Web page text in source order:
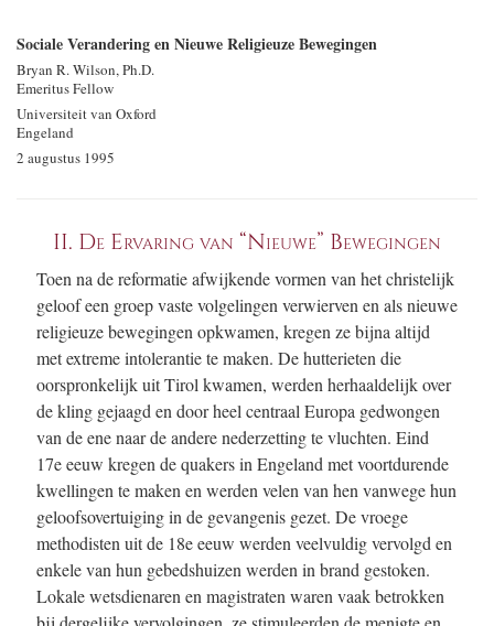
Sociale Verandering en Nieuwe Religieuze Bewegingen
Bryan R. Wilson, Ph.D.
Emeritus Fellow
Universiteit van Oxford
Engeland
2 augustus 1995
II. De Ervaring van “Nieuwe” Bewegingen
Toen na de reformatie afwijkende vormen van het christelijk
geloof een groep vaste volgelingen verwierven en als nieuwe
religieuze bewegingen opkwamen, kregen ze bijna altijd
met extreme intolerantie te maken. De hutterieten die
oorspronkelijk uit Tirol kwamen, werden herhaaldelijk over
de kling gejaagd en door heel centraal Europa gedwongen
van de ene naar de andere nederzetting te vluchten. Eind
17e eeuw kregen de quakers in Engeland met voortdurende
kwellingen te maken en werden velen van hen vanwege hun
geloofsovertuiging in de gevangenis gezet. De vroege
methodisten uit de 18e eeuw werden veelvuldig vervolgd en
enkele van hun gebedshuizen werden in brand gestoken.
Lokale wetsdienaren en magistraten waren vaak betrokken